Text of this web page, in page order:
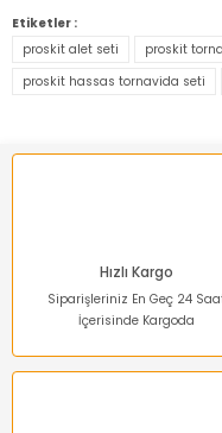
konularda yetersiz
kullanarak tarafımıza
Görüş ve önerileriniz için
Ürün açıklamasında
Bu ürüne benzer farklı
Etiketler :
proskit alet seti
proskit
proskit hassas tornavida seti
Hızlı Kargo
Siparişleriniz En Geç 24
İçerisinde Kargoda